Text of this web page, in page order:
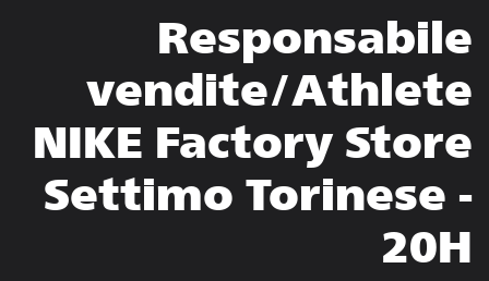
Responsabile
vendite/Athlete
NIKE Factory Store
Settimo Torinese -
20H